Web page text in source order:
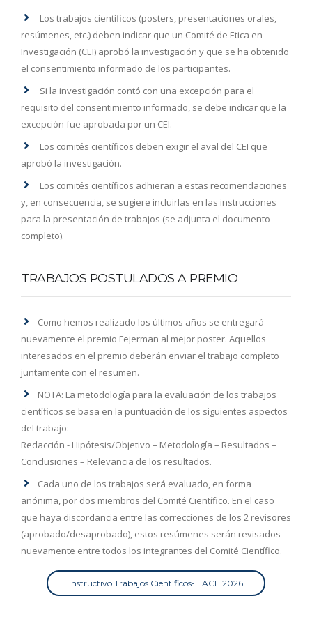
Los trabajos científicos (posters, presentaciones orales,
resúmenes, etc.) deben indicar que un Comité de Etica en
Investigación (CEI) aprobó la investigación y que se ha obtenido
el consentimiento informado de los participantes.
Si la investigación contó con una excepción para el
requisito del consentimiento informado, se debe indicar que la
excepción fue aprobada por un CEI.
Los comités científicos deben exigir el aval del CEI que
aprobó la investigación.
Los comités científicos adhieran a estas recomendaciones
y, en consecuencia, se sugiere incluirlas en las instrucciones
para la presentación de trabajos (se adjunta el documento
completo).
TRABAJOS POSTULADOS A PREMIO
Como hemos realizado los últimos años se entregará
nuevamente el premio Fejerman al mejor poster. Aquellos
interesados en el premio deberán enviar el trabajo completo
juntamente con el resumen.
NOTA: La metodología para la evaluación de los trabajos
científicos se basa en la puntuación de los siguientes aspectos
del trabajo:
Redacción - Hipótesis/Objetivo – Metodología – Resultados –
Conclusiones – Relevancia de los resultados.
Cada uno de los trabajos será evaluado, en forma
anónima, por dos miembros del Comité Científico. En el caso
que haya discordancia entre las correcciones de los 2 revisores
(aprobado/desaprobado), estos resúmenes serán revisados
nuevamente entre todos los integrantes del Comité Científico.
Instructivo Trabajos Científicos- LACE 2026